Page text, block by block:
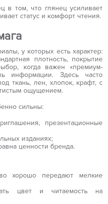
в том, что глянец усиливает
статус и комфорт чтения.
у которых есть характер:
плотность, покрытие
когда важен «премиум-
информации. Здесь часто
ткань, лен, хлопок, крафт, с
ощущением.
сильны:
презентационные
изданиях;
ценности бренда.
хорошо передают мелкие
цвет и читаемость на